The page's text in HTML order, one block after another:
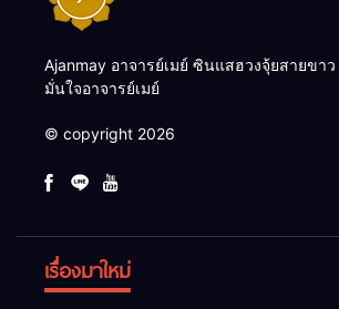
Ajanmay อาจารย์เมย์ ซินแสฮวงจุ้ยสายขา
มั่นใจอาจารย์เมย์
© copyright 2026
เรื่องมาใหม่